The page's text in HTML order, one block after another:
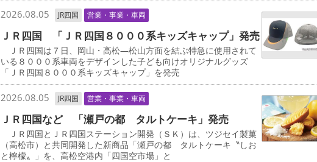
2026.08.05 JR四国 営業・事業・車両
ＪＲ四国 「ＪＲ四国８０００系キッズキャップ」発売
ＪＲ四国は７日、岡山・高松―松山方面を結ぶ特急に使用されて
いる８０００系車両をデザインした子ども向けオリジナルグッズ
「ＪＲ四国８０００系キッズキャップ」を発売
2026.08.05 JR四国 営業・事業・車両
ＪＲ四国など 「瀬戸の都 タルトケーキ」発売
ＪＲ四国とＪＲ四国ステーション開発（ＳＫ）は、ツジセイ製菓
（高松市）と共同開発した新商品「瀬戸の都 タルトケーキ〝しお
と檸檬〟」を、高松空港内「四国空市場」と